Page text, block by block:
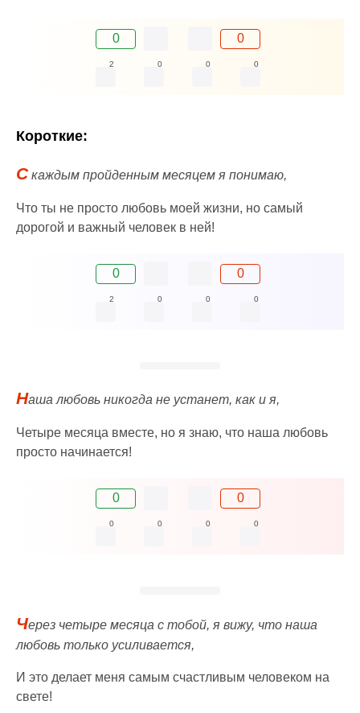
0 0
2 0 0 0
Короткие:
Скаждым пройденным месяцем я понимаю,
Что ты не просто любовь моей жизни, но самый
дорогой и важный человек в ней!
0 0
2 0 0 0
Наша любовь никогда не устанет, как и я,
Четыре месяца вместе, но я знаю, что наша любовь
просто начинается!
0 0
0 0 0 0
Через четыре месяца с тобой, я вижу, что наша
любовь только усиливается,
И это делает меня самым счастливым человеком на
свете!